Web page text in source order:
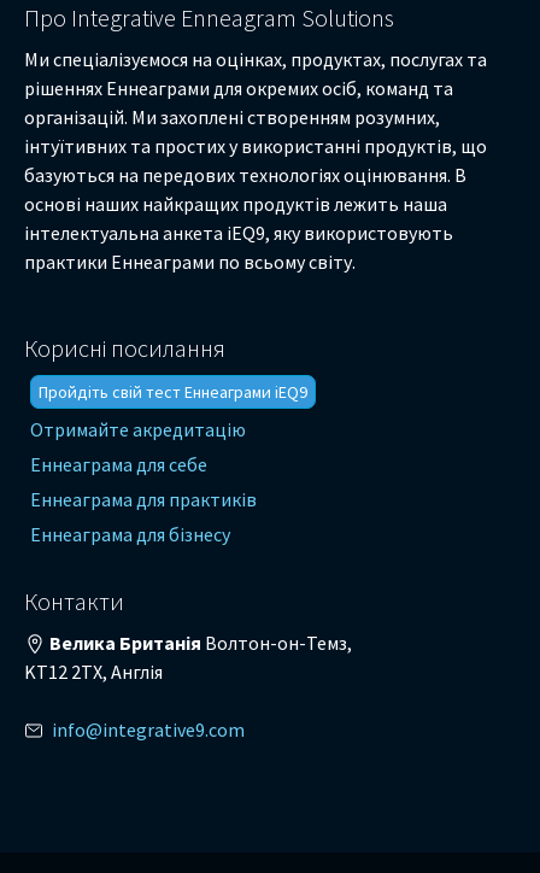
Про Integrative Enneagram Solutions
Ми спеціалізуємося на оцінках, продуктах, послугах та
рішеннях Еннеаграми для окремих осіб, команд та
організацій. Ми захоплені створенням розумних,
інтуїтивних та простих у використанні продуктів, що
базуються на передових технологіях оцінювання. В
основі наших найкращих продуктів лежить наша
інтелектуальна анкета iEQ9, яку використовують
практики Еннеаграми по всьому світу.
Корисні посилання
Пройдіть свій тест Еннеаграми iEQ9
Отримайте акредитацію
Еннеаграма для себе
Еннеаграма для практиків
Еннеаграма для бізнесу
Контакти
Велика Британія Волтон-он-Темз,
KT12 2TX, Англія
info@integrative9.com